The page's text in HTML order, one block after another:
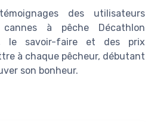
des utilisateurs
à pêche Décathlon
le savoir-faire et des prix
à chaque pêcheur, débutant
son bonheur.